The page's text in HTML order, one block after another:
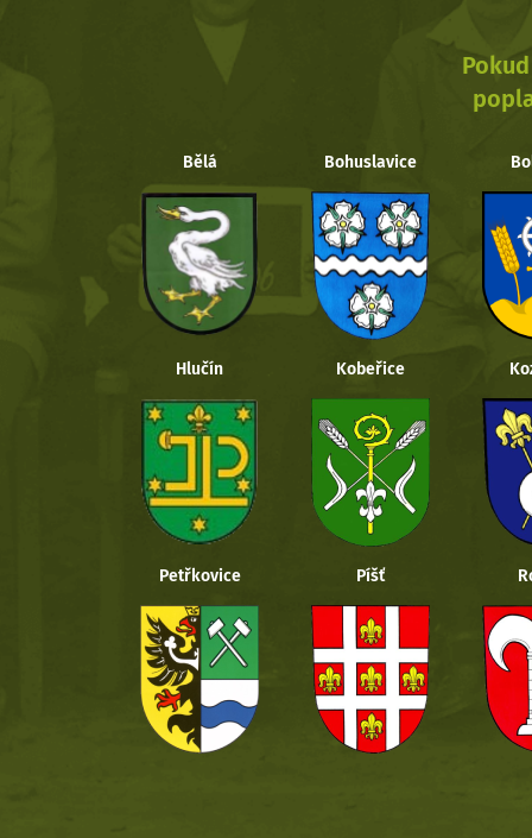
Bělá Bohuslavice
Hlučín Kobeřice
Petřkovice Píšť